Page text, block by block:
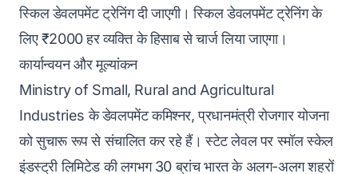
स्किल डेवलपमेंट ट्रेनिंग दी जाएगी। स्किल डेवलपमेंट ट्रेनिंग के
लिए ₹2000 हर व्यक्ति के हिसाब से चार्ज लिया जाएगा।
कार्यान्वयन और मूल्यांकन
Ministry of Small, Rural and Agricultural
Industries के डेवलपमेंट कमिश्नर, प्रधानमंत्री रोजगार योजना
को सुचारू रूप से संचालित कर रहे हैं। स्टेट लेवल पर स्मॉल स्केल
इंडस्ट्री लिमिटेड की लगभग 30 ब्रांच भारत के अलग-अलग शहरों